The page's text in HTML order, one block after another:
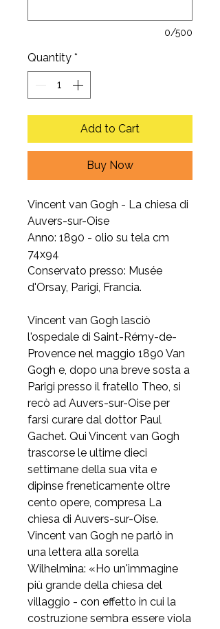
0/500
Quantity *
Add to Cart
Buy Now
Vincent van Gogh - La chiesa di
Auvers-sur-Oise
Anno: 1890 - olio su tela cm
74x94
Conservato presso: Musée
d'Orsay, Parigi, Francia.
Vincent van Gogh lasciò
l'ospedale di Saint-Rémy-de-
Provence nel maggio 1890 Van
Gogh e, dopo una breve sosta a
Parigi presso il fratello Theo, si
recò ad Auvers-sur-Oise per
farsi curare dal dottor Paul
Gachet. Qui Vincent van Gogh
trascorse le ultime dieci
settimane della sua vita e
dipinse freneticamente oltre
cento opere, compresa La
chiesa di Auvers-sur-Oise.
Vincent van Gogh ne parlò in
una lettera alla sorella
Wilhelmina: «Ho un'immagine
più grande della chiesa del
villaggio - con effetto in cui la
costruzione sembra essere viola